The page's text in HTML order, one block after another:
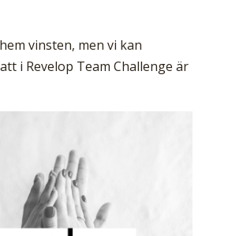
vinsten, men vi kan
i Revelop Team Challenge är